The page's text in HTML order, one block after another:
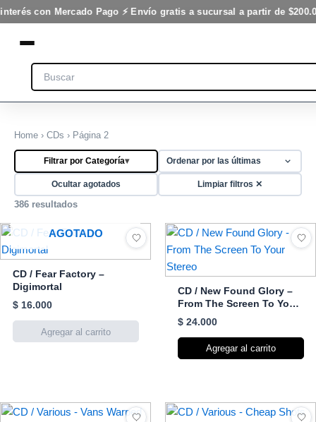
con Mercado Pago ⚡ Envío gratis a sucursal a partir de
Ir
al
contenido
Search
Home › CDs › Página 2
Filtrar por Categoría▾
Ocultar agotados Limpiar filtros ✕
386 resultados
AGOTADO
CD / Fear Factory –
Digimortal
$16.000
CD / New Found Glory –
From The Screen To Your
Stereo
$24.000
Agregar al carrito